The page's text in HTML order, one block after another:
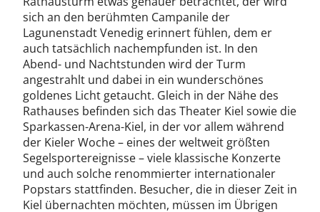
sich an den berühmten Campanile der
Lagunenstadt Venedig erinnert fühlen, dem er
auch tatsächlich nachempfunden ist. In den
Abend- und Nachtstunden wird der Turm
angestrahlt und dabei in ein wunderschönes
goldenes Licht getaucht. Gleich in der Nähe des
Rathauses befinden sich das Theater Kiel sowie die
Sparkassen-Arena-Kiel, in der vor allem während
der Kieler Woche – eines der weltweit größten
Segelsportereignisse – viele klassische Konzerte
und auch solche renommierter internationaler
Popstars stattfinden. Besucher, die in dieser Zeit in
Kiel übernachten möchten, müssen im Übrigen